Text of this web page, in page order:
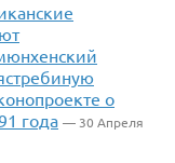
о
года — 30 Апреля